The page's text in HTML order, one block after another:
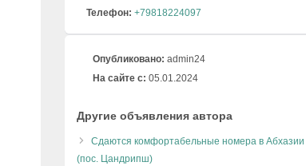
Телефон: +79818224097
Опубликовано: admin24
На сайте с: 05.01.2024
Другие объявления автора
Сдаются комфортабельные номера в Абхазии
(пос. Цандрипш)